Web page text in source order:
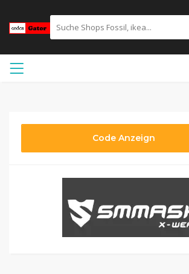
Code Anzeign